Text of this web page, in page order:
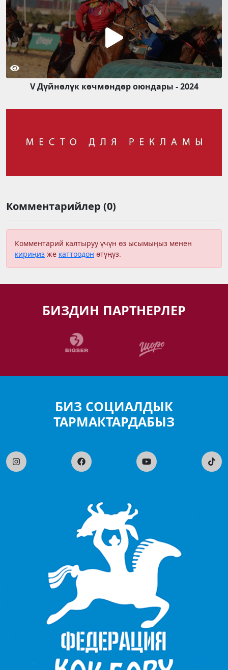
V Дүйнөлүк көчмөндөр оюндары - 2024
Комментарийлер (0)
Комментарий калтыруу үчүн өз ысымыңыз менен
кириңиз же каттоодон өтүңүз.
БИЗДИН ПАРТНЕРЛЕР
БИЗ СОЦИАЛДЫК
ТАРМАКТАРДАБЫЗ